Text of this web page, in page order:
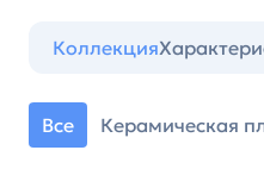
Коллекция
Все Керамическая